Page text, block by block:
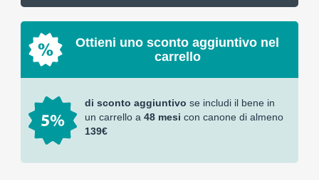
Ottieni uno sconto aggiuntivo nel
carrello
di sconto aggiuntivo se includi il bene in
un carrello a 48 mesi con canone di almeno
139€